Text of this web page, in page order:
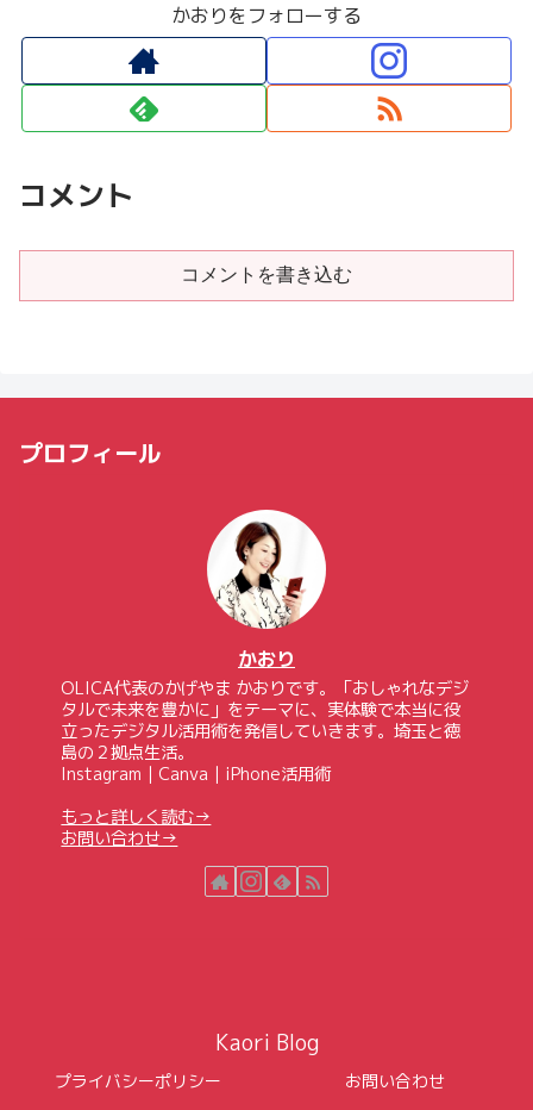
かおりをフォローする
コメント
コメントを書き込む
プロフィール
かおり
OLICA代表のかげやま かおりです。「おしゃれなデジ
タルで未来を豊かに」をテーマに、実体験で本当に役
立ったデジタル活用術を発信していきます。埼玉と徳
島の２拠点生活。
Instagram｜Canva｜iPhone活用術
もっと詳しく読む→
お問い合わせ→
Kaori Blog
プライバシーポリシー お問い合わせ